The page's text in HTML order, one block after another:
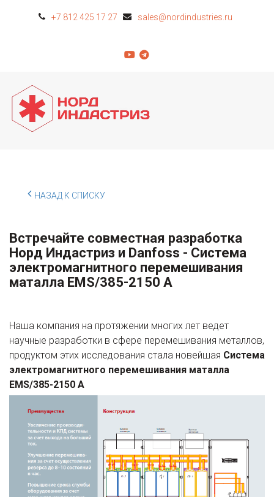
+7 812 425 17 27 sales@nordindustries.ru
НАЗАД К СПИСКУ
Встречайте совместная разработка
Норд Индастриз и Danfoss - Система
электромагнитного перемешивания
маталла EMS/385-2150 A
Наша компания на протяжении многих лет ведет
научные разработки в сфере перемешивания металлов,
продуктом этих исследования стала новейшая Система
электромагнитного перемешивания маталла
EMS/385-2150 A